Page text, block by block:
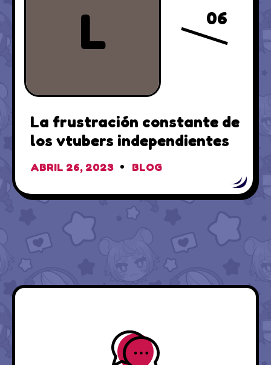
L 06
La frustración constante de
los vtubers independientes
ABRIL 26, 2023 BLOG